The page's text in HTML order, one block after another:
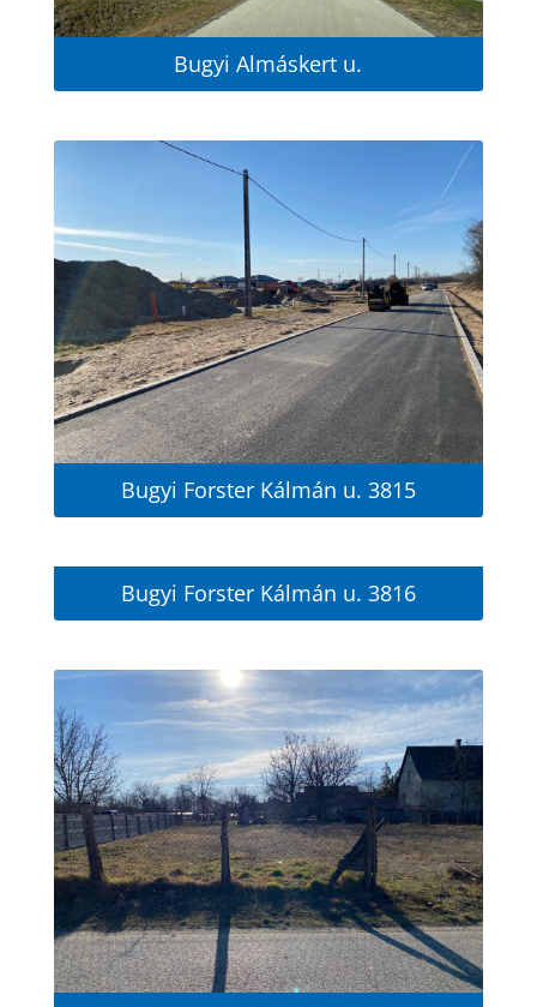
Bugyi Almáskert u.
Bugyi Forster Kálmán u. 3815
Bugyi Forster Kálmán u. 3816